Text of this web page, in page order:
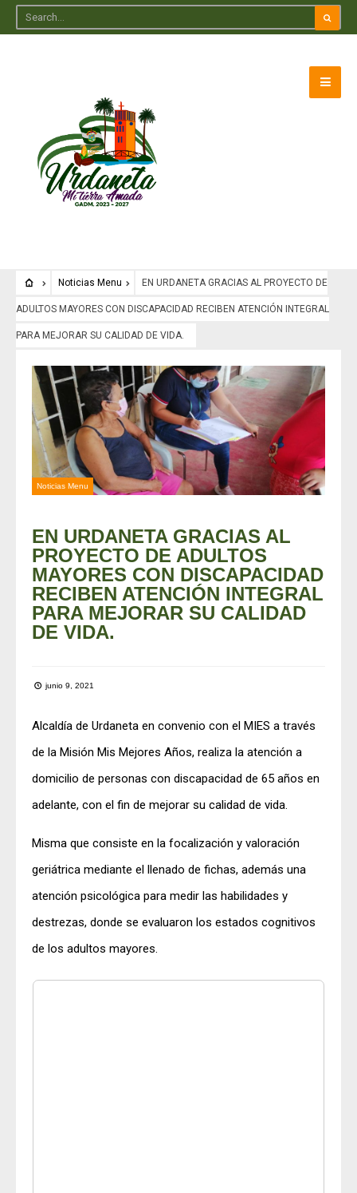
Noticias Menu EN URDANETA GRACIAS AL PROYECTO DE
ADULTOS MAYORES CON DISCAPACIDAD RECIBEN ATENCIÓN INTEGRAL
PARA MEJORAR SU CALIDAD DE VIDA.
Noticias Menu
EN URDANETA GRACIAS AL
PROYECTO DE ADULTOS
MAYORES CON DISCAPACIDAD
RECIBEN ATENCIÓN INTEGRAL
PARA MEJORAR SU CALIDAD
DE VIDA.
junio 9, 2021
Alcaldía de Urdaneta en convenio con el MIES a través
de la Misión Mis Mejores Años, realiza la atención a
domicilio de personas con discapacidad de 65 años en
adelante, con el fin de mejorar su calidad de vida.
Misma que consiste en la focalización y valoración
geriátrica mediante el llenado de fichas, además una
atención psicológica para medir las habilidades y
destrezas, donde se evaluaron los estados cognitivos
de los adultos mayores.